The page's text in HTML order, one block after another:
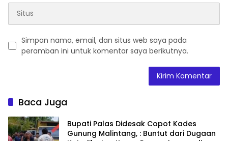
Simpan nama, email, dan situs web saya pada
peramban ini untuk komentar saya berikutnya.
Baca Juga
Bupati Palas Didesak Copot Kades
Gunung Malintang, : Buntut dari Dugaan